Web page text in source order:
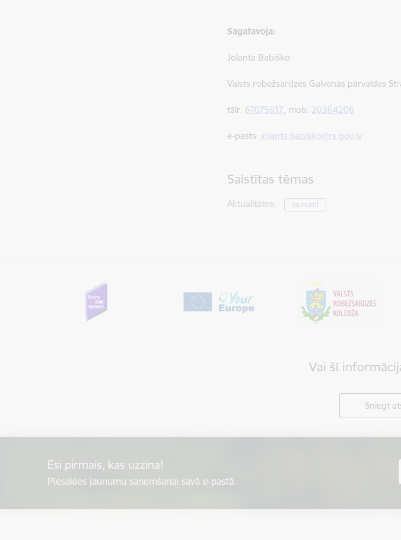
Sagatavoja:
Jolanta Babiško
Valsts robežsardzes Galvenās pārvaldes
tālr. 67075617, mob. 20364206
e-pasts: jolanta.babisko@rs.gov.lv
Saistītas tēmas
Aktualitātes: Jaunumi
Vai šī
Sniegt
Esi pirmais, kas uzzina!
Piesakies jaunumu saņemšanai savā e-pastā.